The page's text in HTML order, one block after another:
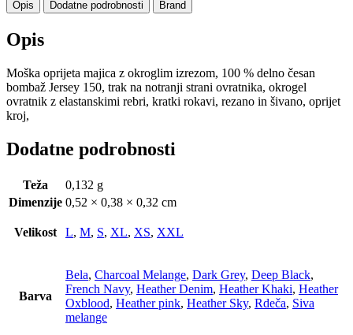
Opis Dodatne podrobnosti Brand
Opis
Moška oprijeta majica z okroglim izrezom, 100 % delno česan
bombaž Jersey 150, trak na notranji strani ovratnika, okrogel
ovratnik z elastanskimi rebri, kratki rokavi, rezano in šivano, oprijet
kroj,
Dodatne podrobnosti
Teža
0,132 g
Dimenzije 0,52 × 0,38 × 0,32 cm
Velikost L, M, S, XL, XS, XXL
Barva
Bela, Charcoal Melange, Dark Grey, Deep Black,
French Navy, Heather Denim, Heather Khaki, Heather
Oxblood, Heather pink, Heather Sky, Rdeča, Siva
melange